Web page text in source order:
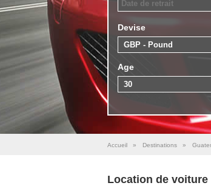
Devise
Age
Accueil » Destinations »
Location de voiture